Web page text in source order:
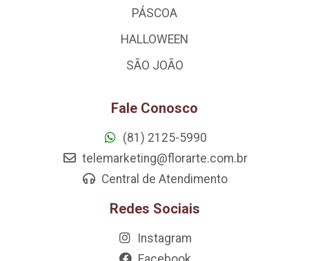
PÁSCOA
HALLOWEEN
SÃO JOÃO
Fale Conosco
(81) 2125-5990
telemarketing@florarte.com.br
Central de Atendimento
Redes Sociais
Instagram